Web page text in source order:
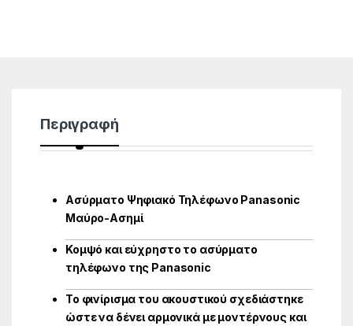
Περιγραφή
Ασύρματο Ψηφιακό Τηλέφωνο Panasonic
Μαύρο-Ασημί
Κομψό και εύχρηστο το ασύρματο
τηλέφωνο της Panasonic
Το φινίρισμα του ακουστικού σχεδιάστηκε
ώστε να δένει αρμονικά με μοντέρνους και